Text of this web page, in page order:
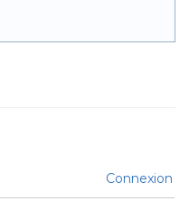
Connexion